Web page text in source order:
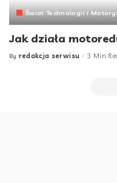
Świat Technologii i
Jak działa
Posted
By redakcja serwisu 3 Min